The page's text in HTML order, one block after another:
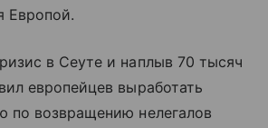
Европой.
в Сеуте и наплыв 70 тысяч
европейцев выработать
по возвращению нелегалов